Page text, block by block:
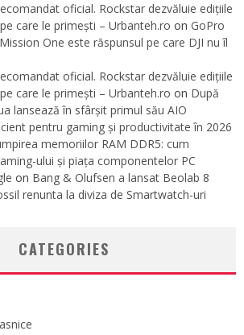
oficial. Rockstar dezvăluie edițiile
care le primești – Urbanteh.ro on GoPro
One este răspunsul pe care DJI nu îl
oficial. Rockstar dezvăluie edițiile
care le primești – Urbanteh.ro on După
lansează în sfârșit primul său AIO
pentru gaming și productivitate în 2026
memoriilor RAM DDR5: cum
ului și piața componentelor PC
on Bang & Olufsen a lansat Beolab 8
renunta la diviza de Smartwatch-uri
CATEGORIES